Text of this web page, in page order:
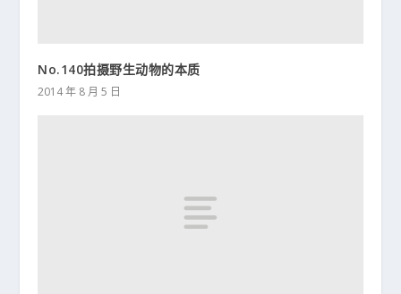
No.140拍摄野生动物的本质
2014 年 8 月 5 日